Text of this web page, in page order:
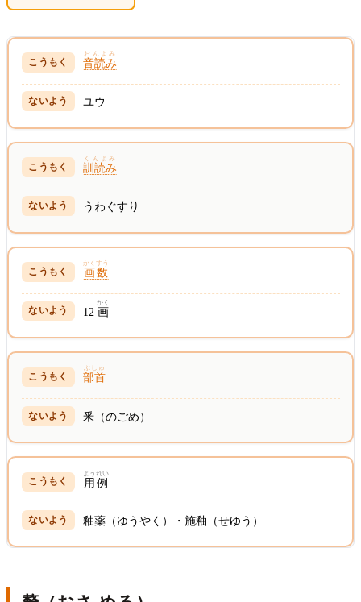
音読み
おんよみ
ユウ
訓読み
くんよみ
うわぐすり
画数
かくすう
12画
かく
部首
ぶしゅ
釆（のごめ）
用例
ようれい
釉薬（ゆうやく）・施釉（せゆう）